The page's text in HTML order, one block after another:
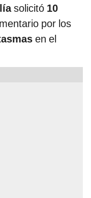
solicitó 10
por los
en el